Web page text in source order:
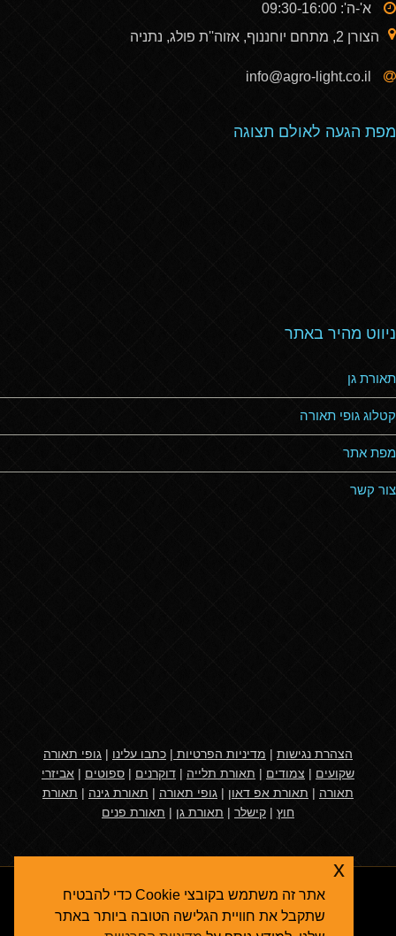
א'-ה': 09:30-16:00
הצורן 2, מתחם יוחננוף, אזוה''ת פולג, נתניה
מפת הגעה לאולם תצוגה
ניווט מהיר באתר
תאורת גן
קטלוג גופי תאורה
מפת אתר
צור קשר
הצהרת נגישות | מדיניות הפרטיות | כתבו עלינו | גופי תאורה
שקועים | צמודים | תאורת תלייה | דוקרנים | ספוטים | אביזרי
תאורה | תאורת אפ דאון | גופי תאורה | תאורת גינה | תאורת
חוץ | קישלר | תאורת גן | תאורת פנים
אתר זה משתמש בקובצי Cookie כדי להבטיח
שתקבל את חוויית הגלישה הטובה ביותר באתר
x